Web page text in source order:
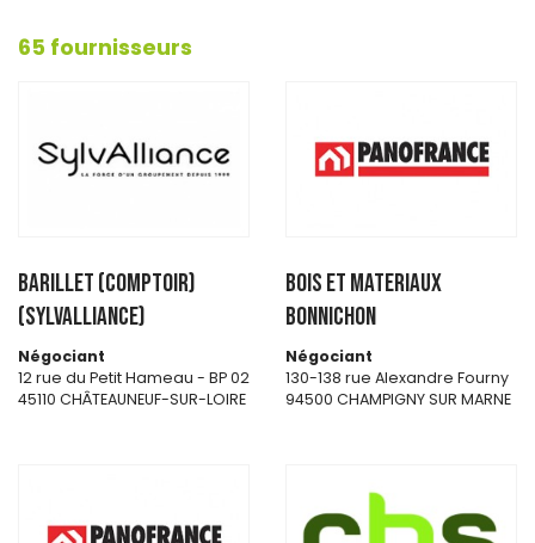
65 fournisseurs
BARILLET (Comptoir)
(SYLVALLIANCE)
Négociant
12 rue du Petit Hameau - BP 02
45110 CHÂTEAUNEUF-SUR-LOIRE
BOIS ET MATERIAUX
BONNICHON
Négociant
130-138 rue Alexandre Fourny
94500 CHAMPIGNY SUR MARNE